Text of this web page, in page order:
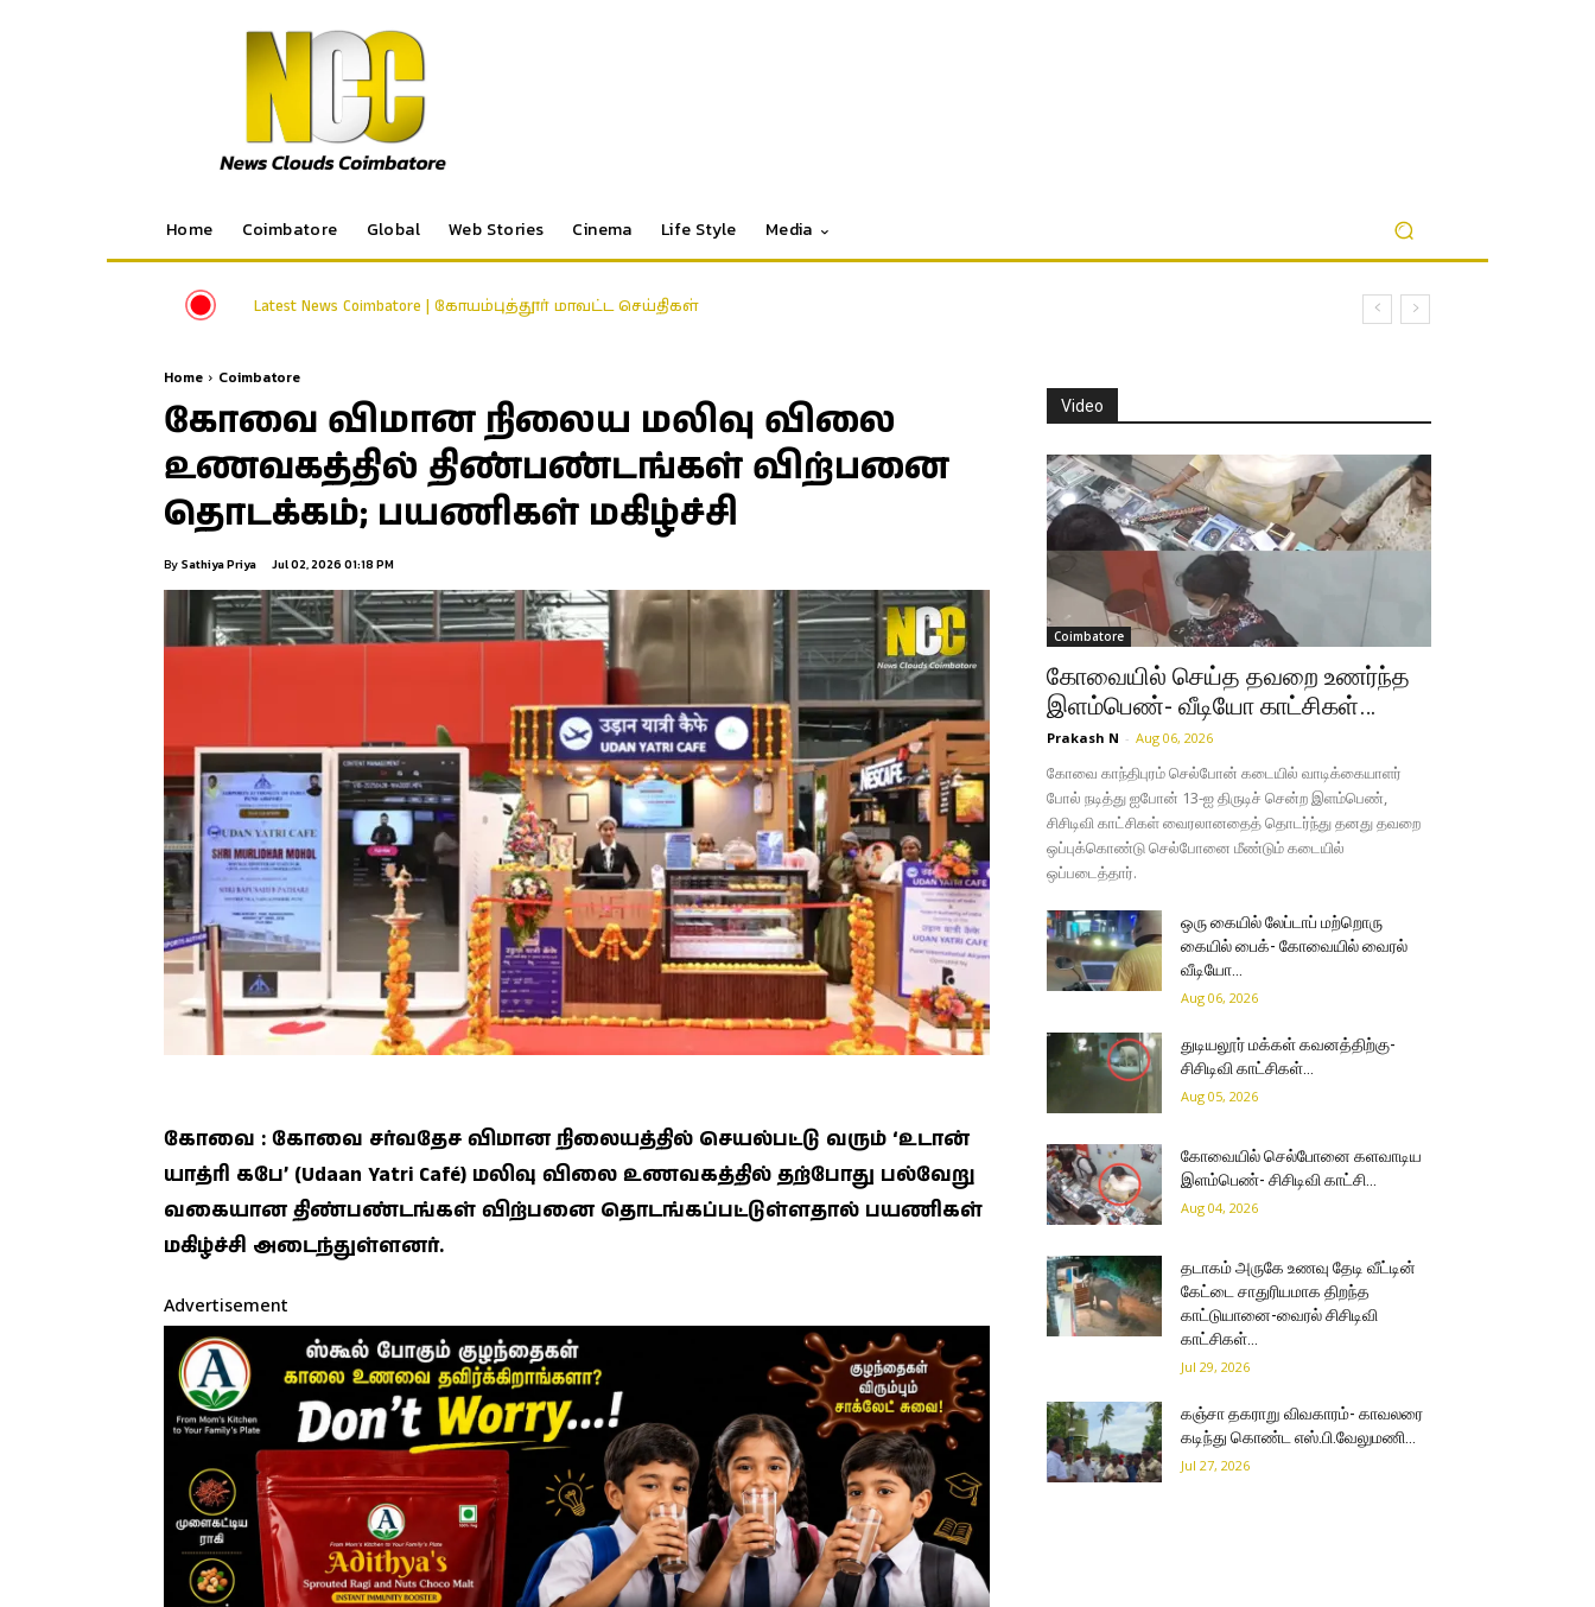
Home Coimbatore Global Web Stories Cinema Life Style Media
Latest News Coimbatore | கோயம்புத்தூர் மாவட்ட செய்திகள்
Home Coimbatore
கோவை விமான நிலைய மலிவு விலை
உணவகத்தில் திண்பண்டங்கள் விற்பனை
தொடக்கம்; பயணிகள் மகிழ்ச்சி
By Sathiya Priya Jul 02, 2026 01:18 PM
கோவை : கோவை சர்வதேச விமான நிலையத்தில் செயல்பட்டு வரும் ‘உடான்
யாத்ரி கபே’ (Udaan Yatri Café) மலிவு விலை உணவகத்தில் தற்போது பல்வேறு
வகையான திண்பண்டங்கள் விற்பனை தொடங்கப்பட்டுள்ளதால் பயணிகள்
மகிழ்ச்சி அடைந்துள்ளனர்.
Advertisement
Video
Coimbatore
கோவையில் செய்த தவறை உணர்ந்த
இளம்பெண்- வீடியோ காட்சிகள்…
Prakash N - Aug 06, 2026
கோவை காந்திபுரம் செல்போன் கடையில் வாடிக்கையாளர்
போல் நடித்து ஐபோன் 13-ஐ திருடிச் சென்ற இளம்பெண்,
சிசிடிவி காட்சிகள் வைரலானதைத் தொடர்ந்து தனது தவறை
ஒப்புக்கொண்டு செல்போனை மீண்டும் கடையில்
ஒப்படைத்தார்.
ஒரு கையில் லேப்டாப் மற்றொரு
கையில் பைக்- கோவையில் வைரல்
வீடியோ…
Aug 06, 2026
துடியலூர் மக்கள் கவனத்திற்கு-
சிசிடிவி காட்சிகள்…
Aug 05, 2026
கோவையில் செல்போனை களவாடிய
இளம்பெண்- சிசிடிவி காட்சி…
Aug 04, 2026
தடாகம் அருகே உணவு தேடி வீட்டின்
கேட்டை சாதுரியமாக திறந்த
காட்டுயானை-வைரல் சிசிடிவி
காட்சிகள்…
Jul 29, 2026
கஞ்சா தகராறு விவகாரம்- காவலரை
கடிந்து கொண்ட எஸ்.பி.வேலுமணி…
Jul 27, 2026